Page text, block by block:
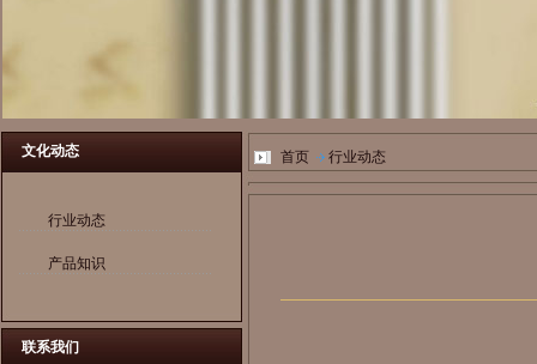
文化动态
行业动态
产品知识
联系我们
首页 行业动态